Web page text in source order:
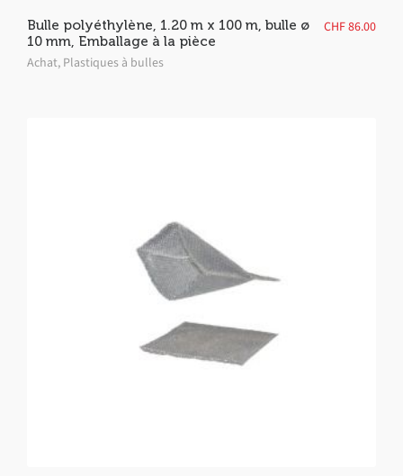
Bulle polyéthylène, 1.20 m x 100 m, bulle ø
10 mm, Emballage à la pièce
Achat, Plastiques à bulles
CHF86.00